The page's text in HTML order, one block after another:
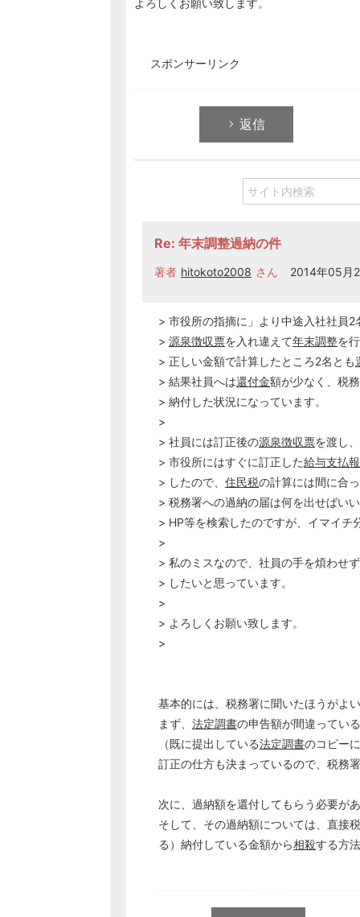
よろしくお願い致します。
スポンサーリンク
返信
Re: 年末調整過納の件
著者 hitokoto2008 さん 2014年05月
> 市役所の指摘に」より中途入社社員2
> 源泉徴収票を入れ違えて年末調整を
> 正しい金額で計算したところ2名とも
> 結果社員へは還付金額が少なく、税
> 納付した状況になっています。
>
> 社員には訂正後の源泉徴収票を渡し、
> 市役所にはすぐに訂正した給与支払
> したので、 住民税の計算には間に合
> 税務署への過納の届は何を出せばい
> HP等を検索したのですが、イマイチ
>
> 私のミスなので、社員の手を煩わせ
> したいと思っています。
>
> よろしくお願い致します。
>
基本的には、税務署に聞いたほうがよ
まず、 法定調書の申告額が間違ってい
（既に提出している法定調書のコピー
訂正の仕方も決まっているので、税務
次に、過納額を還付してもらう必要が
そして、その過納額については、直接
る）納付している金額から相殺する方